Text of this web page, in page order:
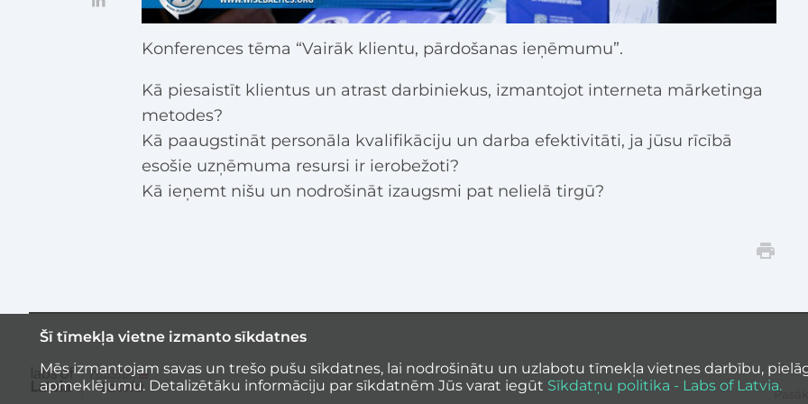
Konferences tēma “Vairāk klientu, pārdošanas ieņēmumu”.
Kā piesaistīt klientus un atrast darbiniekus, izmantojot interneta mārketinga
metodes?
Kā paaugstināt personāla kvalifikāciju un darba efektivitāti, ja jūsu rīcībā
esošie uzņēmuma resursi ir ierobežoti?
Kā ieņemt nišu un nodrošināt izaugsmi pat nelielā tirgū?
Šī tīmekļa vietne izmanto sīkdatnes
Mēs izmantojam savas un trešo pušu sīkdatnes, lai nodrošinātu un uzlabotu tīmekļa vietnes darbību,
apmeklējumu. Detalizētāku informāciju par sīkdatnēm Jūs varat iegūt Sīkdatņu politika - Labs of Latvia.